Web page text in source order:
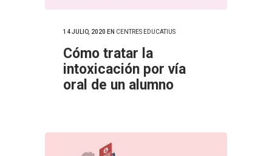
14 JULIO, 2020 EN CENTRES EDUCATIUS
Cómo tratar la
intoxicación por vía
oral de un alumno